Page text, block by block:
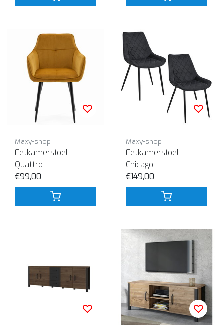
Maxy-shop
Eetkamerstoel
Quattro
€99,00
Maxy-shop
Eetkamerstoel
Chicago
€149,00